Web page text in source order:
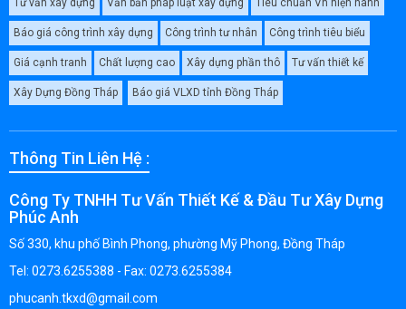
Tư vấn xây dựng Văn bản pháp luật xây dựng Tiêu chuẩn Vn hiện hành
Báo giá công trình xây dựng Công trình tư nhân Công trình tiêu biểu
Giá cạnh tranh Chất lượng cao Xây dựng phần thô Tư vấn thiết kế
Xây Dựng Đồng Tháp Báo giá VLXD tỉnh Đồng Tháp
Thông Tin Liên Hệ :
Công Ty TNHH Tư Vấn Thiết Kế & Đầu Tư Xây Dựng
Phúc Anh
Số 330, khu phố Bình Phong, phường Mỹ Phong, Đồng Tháp
Tel: 0273.6255388 - Fax: 0273.6255384
phucanh.tkxd@gmail.com